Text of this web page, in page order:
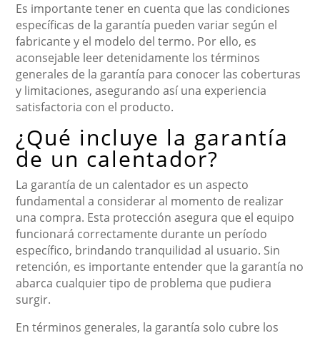
Es importante tener en cuenta que las condiciones
específicas de la garantía pueden variar según el
fabricante y el modelo del termo. Por ello, es
aconsejable leer detenidamente los términos
generales de la garantía para conocer las coberturas
y limitaciones, asegurando así una experiencia
satisfactoria con el producto.
¿Qué incluye la garantía
de un calentador?
La garantía de un calentador es un aspecto
fundamental a considerar al momento de realizar
una compra. Esta protección asegura que el equipo
funcionará correctamente durante un período
específico, brindando tranquilidad al usuario. Sin
retención, es importante entender que la garantía no
abarca cualquier tipo de problema que pudiera
surgir.
En términos generales, la garantía solo cubre los